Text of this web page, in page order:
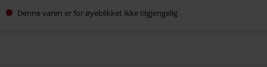
Denne varen er for øyeblikket ikke tilgjengelig